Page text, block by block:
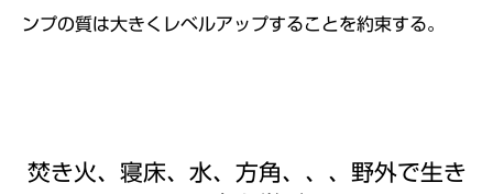
ンプの質は大きくレベルアップすることを約束する。
焚き火、寝床、水、方角、、、野外で生き